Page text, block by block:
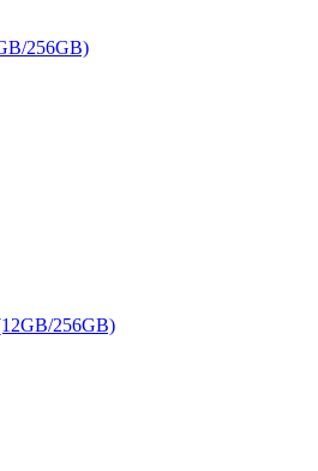
256GB)
256GB)